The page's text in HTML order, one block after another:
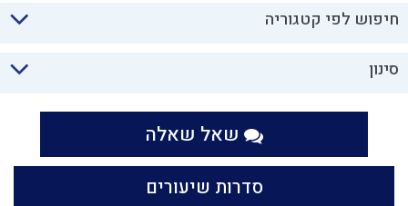
חיפוש לפי קטגוריה
סינון
שאל שאלה
סדרות שיעורים